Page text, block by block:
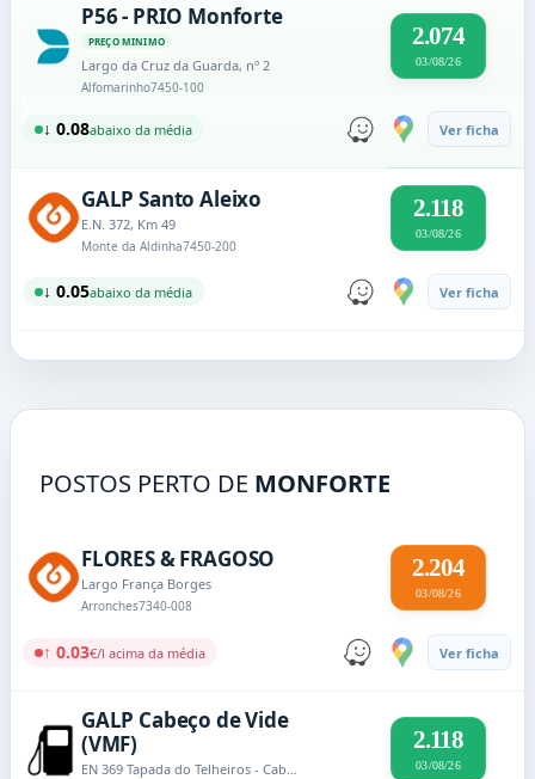
P56 - PRIO Monforte
PREÇO MINIMO
Largo da Cruz da Guarda, nº 2
Alfomarinho7450-100
2.074
03/08/26
↓ 0.08abaixo da média Ver ficha
GALP Santo Aleixo
E.N. 372, Km 49
Monte da Aldinha7450-200
2.118
03/08/26
↓ 0.05abaixo da média Ver ficha
POSTOS PERTO DE MONFORTE
FLORES & FRAGOSO
Largo França Borges
Arronches7340-008
2.204
03/08/26
↑ 0.03€/l acima da média Ver ficha
GALP Cabeço de Vide
(VMF)
EN 369 Tapada do Telheiros - Cabeço de Vide
2.118
03/08/26